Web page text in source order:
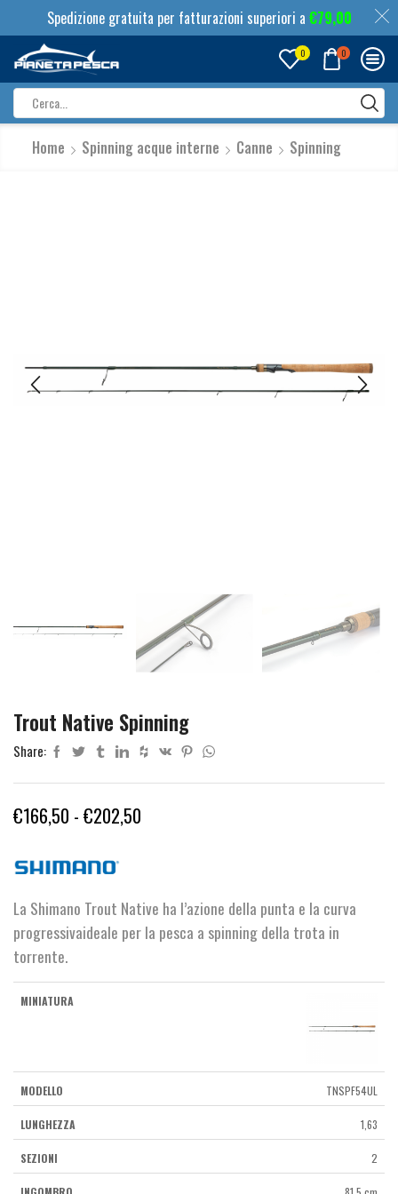
Spedizione gratuita per fatturazioni superiori a €79,00
0 0
input
Home Spinning acque interne Canne Spinning
Trout Native Spinning
Share:
€166,50 - €202,50
da
€166,50
€202,50
La Shimano Trout Native ha l’azione della punta e la curva
progressivaideale per la pesca a spinning della trota in
torrente.
TNSPF54UL
1,63
2